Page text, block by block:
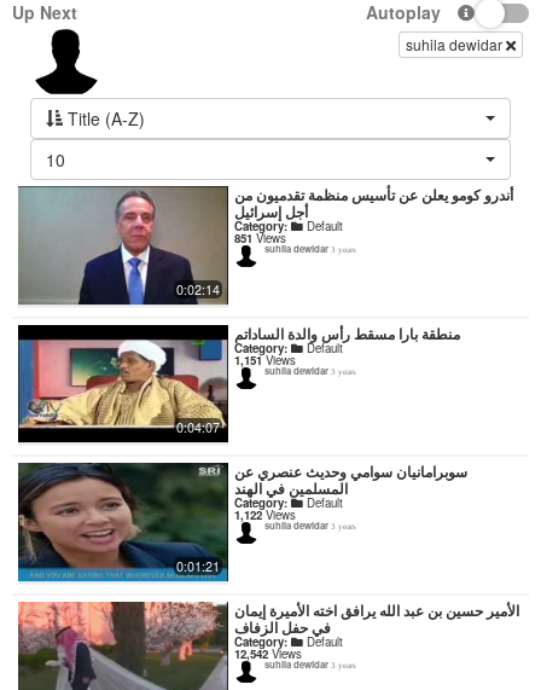
Up Next Autoplay
suhila dewidar
Title (A-Z)
10
0:02:14
أندرو كومو يعلن عن تأسيس منظمة تقدميون من
أجل إسرائيل
Category: Default
851 Views
suhila dewidar 3 years
0:04:07
منطقة بارا مسقط رأس والدة الساداتم
Category: Default
1,151Views
suhila dewidar 3 years
0:01:21
سوبرامانيان سوامي وحديث عنصري عن
المسلمين في الهند
Category: Default
1,122Views
suhila dewidar 3 years
الأمير حسين بن عبد الله يرافق اخته الأميرة إيمان
في حفل الزفاف
Category: Default
12,542 Views
suhila dewidar 3 years